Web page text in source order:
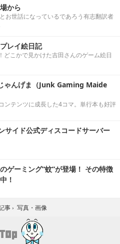
から
お世話になっているであろう有志翻訳者
レイ絵日記
どこかで見かけた吉田さんのゲーム絵日
ゃんげま（Junk Gaming Maide
ンテンツに成長した4コマ。単行本も好評
イド公式ディスコードサーバー
ゲーミング“蚊”が登場！ その特徴
！
事 › 写真・画像